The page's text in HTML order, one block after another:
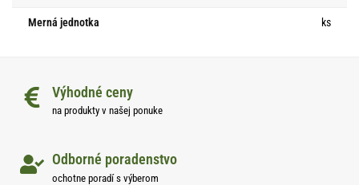
Merná jednotka ks
Výhodné ceny
na produkty v našej ponuke
Odborné poradenstvo
ochotne poradí s výberom